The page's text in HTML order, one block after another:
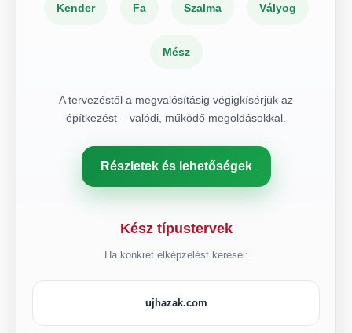
Kender Fa Szalma Vályog
Mész
A tervezéstől a megvalósításig végigkísérjük az
építkezést – valódi, működő megoldásokkal.
Részletek és lehetőségek
Kész típustervek
Ha konkrét elképzelést keresel:
ujhazak.com